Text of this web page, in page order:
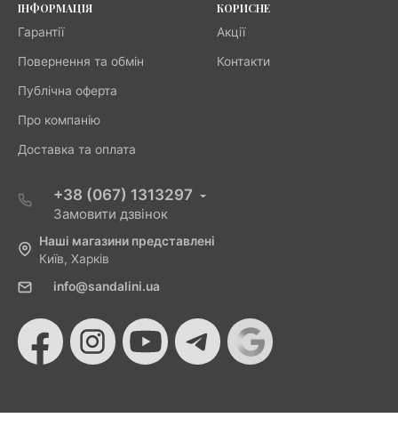
ІНФОРМАЦІЯ
Гарантії
Повернення та обмін
Публічна оферта
Про компанію
Доставка та оплата
КОРИСНЕ
Акції
Контакти
+38 (067) 1313297
Замовити дзвінок
Наші магазини представлені
Київ, Харків
info@sandalini.ua